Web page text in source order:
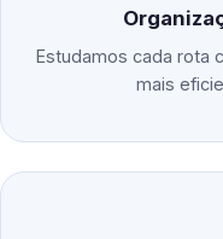
Estudamos cada rota
mais